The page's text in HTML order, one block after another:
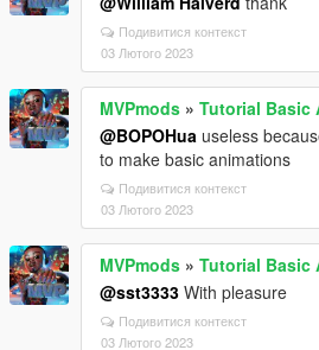
Подивитися контекст
03 Лютого 2023
MVPmods » Tutorial Basic
@BOPOHua useless
to make basic animations
Подивитися контекст
03 Лютого 2023
MVPmods » Tutorial Basic
@sst3333 With pleasure
Подивитися контекст
03 Лютого 2023